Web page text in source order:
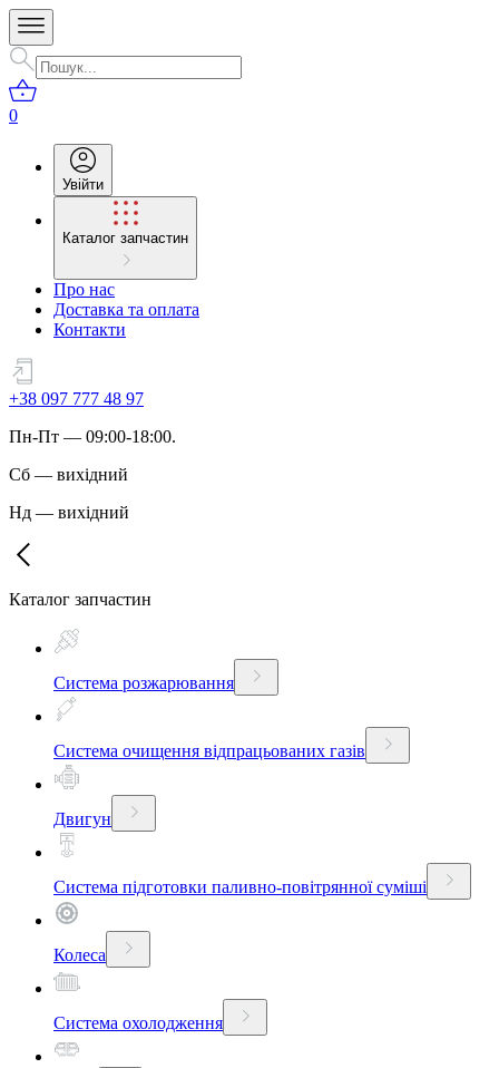
0
Увійти
Каталог запчастин
Про нас
Доставка та оплата
Контакти
+38 097 777 48 97
Пн-Пт — 09:00-18:00.
Сб — вихідний
Нд — вихідний
Каталог запчастин
Система розжарювання
Система очищення відпрацьованих газів
Двигун
Система підготовки паливно-повітрянної суміші
Колеса
Система охолодження